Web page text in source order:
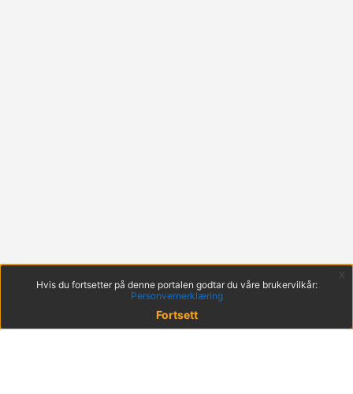
Hvis du fortsetter på denne portalen godtar du våre brukervilkår:
Personvernerklæring
Fortsett
x